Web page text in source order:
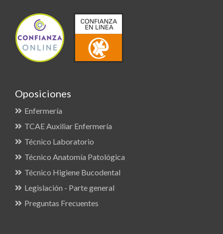
Oposiciones
Enfermería
TCAE Auxiliar Enfermería
Técnico Laboratorio
Técnico Anatomía Patológica
Técnico Higiene Bucodental
Legislación - Parte general
Preguntas Frecuentes